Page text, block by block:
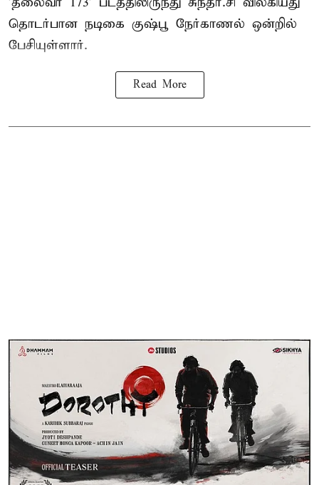
தொடர்பான நடிகை குஷ்பூ நேர்காணல் ஒன்றில்
பேசியுள்ளார்.
Read More